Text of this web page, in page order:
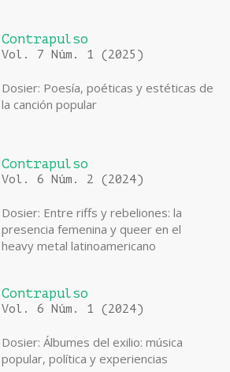
Contrapulso
Vol. 7 Núm. 1 (2025)
Dosier: Poesía, poéticas y estéticas de
la canción popular
Contrapulso
Vol. 6 Núm. 2 (2024)
Dosier: Entre riffs y rebeliones: la
presencia femenina y queer en el
heavy metal latinoamericano
Contrapulso
Vol. 6 Núm. 1 (2024)
Dosier: Álbumes del exilio: música
popular, política y experiencias